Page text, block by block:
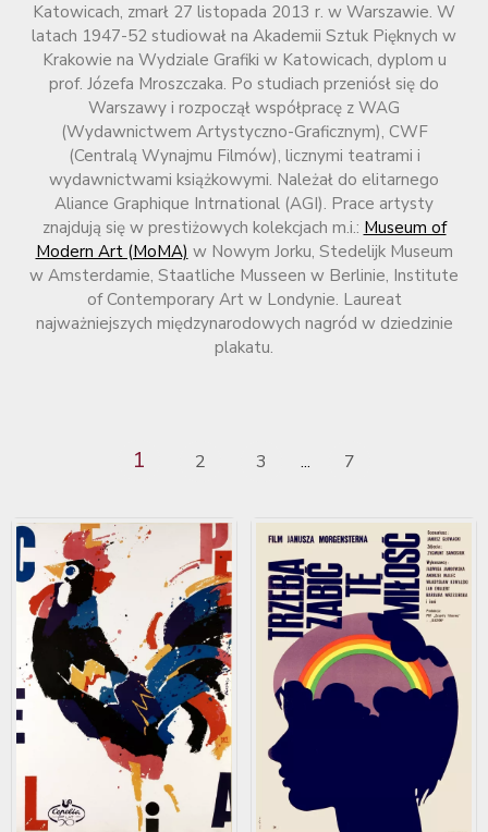
Katowicach, zmarł 27 listopada 2013 r. w Warszawie. W
latach 1947-52 studiował na Akademii Sztuk Pięknych w
Krakowie na Wydziale Grafiki w Katowicach, dyplom u
prof. Józefa Mroszczaka. Po studiach przeniósł się do
Warszawy i rozpoczął współpracę z WAG
(Wydawnictwem Artystyczno-Graficznym), CWF
(Centralą Wynajmu Filmów), licznymi teatrami i
wydawnictwami książkowymi. Należał do elitarnego
Aliance Graphique Intrnational (AGI). Prace artysty
znajdują się w prestiżowych kolekcjach m.i.: Museum of
Modern Art (MoMA) w Nowym Jorku, Stedelijk Museum
w Amsterdamie, Staatliche Musseen w Berlinie, Institute
of Contemporary Art w Londynie. Laureat
najważniejszych międzynarodowych nagród w dziedzinie
plakatu.
1 2 3 ... 7